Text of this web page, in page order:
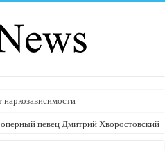
певец Дмитрий Хворостовский